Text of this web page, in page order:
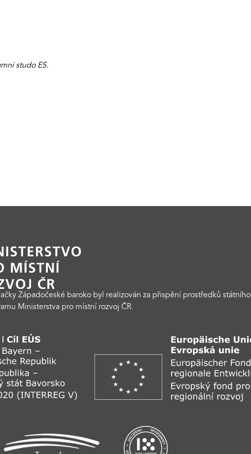
studo ES.
Západočeské baroko byl realizován za přispění prostředků státního
Ministerstva pro místní rozvoj ČR.